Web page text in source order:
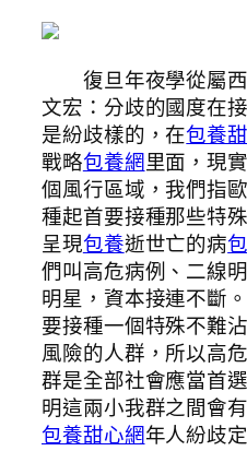
復旦年夜學從屬西
文宏：分歧的國度在
是紛歧樣的，在包養
戰略包養網里面，現
個風行區域，我們指
種起首要接種那些特
呈現包養逝世亡的病
們叫高危病例、二線
明星，資本接連不斷
要接種一個特殊不難
風險的人群，所以高
群是全部社會應當首
明這兩小我群之間會
包養甜心網年人紛歧